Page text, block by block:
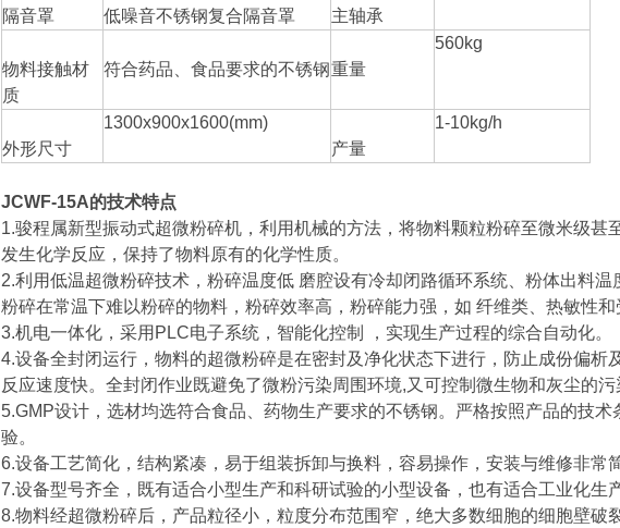
隔音罩 低噪音不锈钢复合隔音罩 主轴承
物料接触材
质
符合药品、食品要求的不锈钢重量
560kg
外形尺寸
1300x900x1600(mm)
产量
1-10kg/h
JCWF-15A的技术特点
1.骏程属新型振动式超微粉碎机，利用机械的方法，将物料颗粒粉碎至微米级
发生化学反应，保持了物料原有的化学性质。
2.利用低温超微粉碎技术，粉碎温度低 磨腔设有冷却闭路循环系统、粉体出料
粉碎在常温下难以粉碎的物料，粉碎效率高，粉碎能力强，如 纤维类、热敏性和
3.机电一体化，采用PLC电子系统，智能化控制 ，实现生产过程的综合自动化。
4.设备全封闭运行，物料的超微粉碎是在密封及净化状态下进行，防止成份偏析
反应速度快。全封闭作业既避免了微粉污染周围环境,又可控制微生物和灰尘的
5.GMP设计，选材均选符合食品、药物生产要求的不锈钢。严格按照产品的技
验。
6.设备工艺简化，结构紧凑，易于组装拆卸与换料，容易操作，安装与维修非常
7.设备型号齐全，既有适合小型生产和科研试验的小型设备，也有适合工业化生
8.物料经超微粉碎后，产品粒径小，粒度分布范围窄，绝大多数细胞的细胞壁